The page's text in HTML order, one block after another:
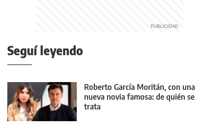
Seguí leyendo
Roberto García Moritán, con una
nueva novia famosa: de quién se
trata